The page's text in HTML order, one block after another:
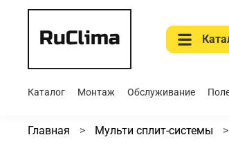
Каталог Монтаж Обслуживание
Главная Мульти сплит-системы